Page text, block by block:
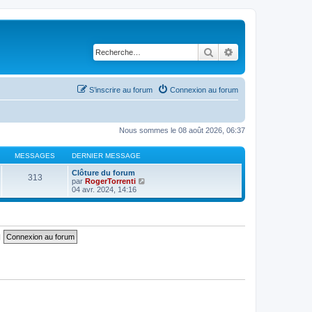
Rechercher
Connexion au forum
S’inscrire au forum
Nous sommes le 08 août 2026, 06:37
MESSAGES DERNIER MESSAGE
313
Clôture du forum
par RogerTorrenti
i
r
04 avr. 2024, 14:16